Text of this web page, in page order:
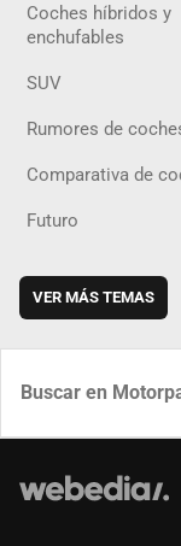
Coches híbridos y
enchufables
SUV
Rumores de
Comparativa de
Futuro
VER MÁS TEMAS